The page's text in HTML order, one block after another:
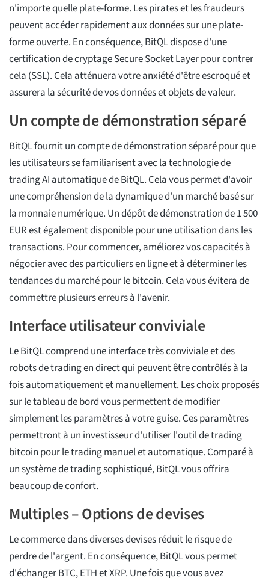
n'importe quelle plate-forme. Les pirates et les fraudeurs
peuvent accéder rapidement aux données sur une plate-
forme ouverte. En conséquence, BitQL dispose d'une
certification de cryptage Secure Socket Layer pour contrer
cela (SSL). Cela atténuera votre anxiété d'être escroqué et
assurera la sécurité de vos données et objets de valeur.
Un compte de démonstration séparé
BitQL fournit un compte de démonstration séparé pour que
les utilisateurs se familiarisent avec la technologie de
trading AI automatique de BitQL. Cela vous permet d'avoir
une compréhension de la dynamique d'un marché basé sur
la monnaie numérique. Un dépôt de démonstration de 1 500
EUR est également disponible pour une utilisation dans les
transactions. Pour commencer, améliorez vos capacités à
négocier avec des particuliers en ligne et à déterminer les
tendances du marché pour le bitcoin. Cela vous évitera de
commettre plusieurs erreurs à l'avenir.
Interface utilisateur conviviale
Le BitQL comprend une interface très conviviale et des
robots de trading en direct qui peuvent être contrôlés à la
fois automatiquement et manuellement. Les choix proposés
sur le tableau de bord vous permettent de modifier
simplement les paramètres à votre guise. Ces paramètres
permettront à un investisseur d'utiliser l'outil de trading
bitcoin pour le trading manuel et automatique. Comparé à
un système de trading sophistiqué, BitQL vous offrira
beaucoup de confort.
Multiples – Options de devises
Le commerce dans diverses devises réduit le risque de
perdre de l'argent. En conséquence, BitQL vous permet
d'échanger BTC, ETH et XRP. Une fois que vous avez